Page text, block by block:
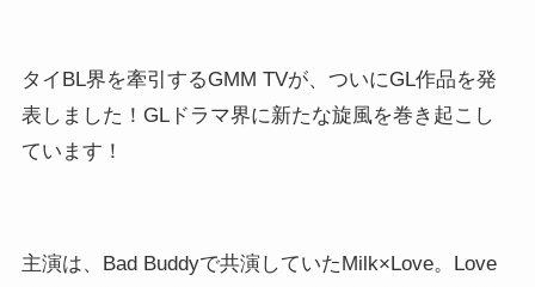
タイBL界を牽引するGMM TVが、ついにGL作品を発
表しました！GLドラマ界に新たな旋風を巻き起こし
ています！
主演は、Bad Buddyで共演していたMilk×Love。Love